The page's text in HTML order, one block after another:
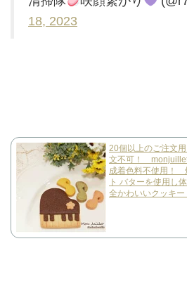
18, 2023
20個以上のご注文
文不可！ monjuillet
成着色料不使用！
ト バターを使用し
全かわいいクッキ